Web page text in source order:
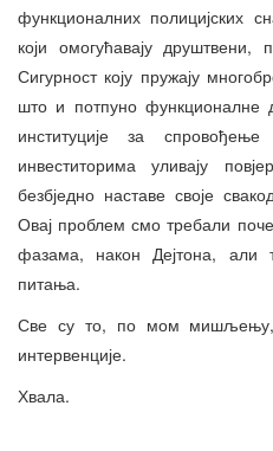
функционалних полицијских
који омогућавају друштвени,
Сигурност коју пружају
што и потпуно функционалне
институције за
инвеститорима уливају
безбједно наставе своје
Овај проблем смо требали
фазама, након Дејтона,
питања.
Све су то, по мом мишљењу,
интервенције.
Хвала.